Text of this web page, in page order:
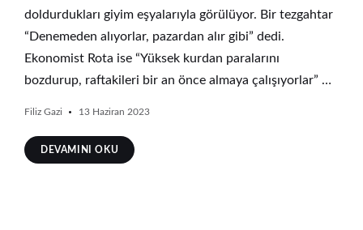
doldurdukları giyim eşyalarıyla görülüyor. Bir tezgahtar
“Denemeden alıyorlar, pazardan alır gibi” dedi.
Ekonomist Rota ise “Yüksek kurdan paralarını
bozdurup, raftakileri bir an önce almaya çalışıyorlar” …
Filiz Gazi 13 Haziran 2023
DEVAMINI OKU